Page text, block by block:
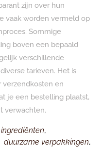
zijn over hun
vaak worden vermeld op
Sommige
boven een bepaald
verschillende
tarieven. Het is
verzendkosten en
je een bestelling plaatst,
verwachten.
,
duurzame verpakkingen,